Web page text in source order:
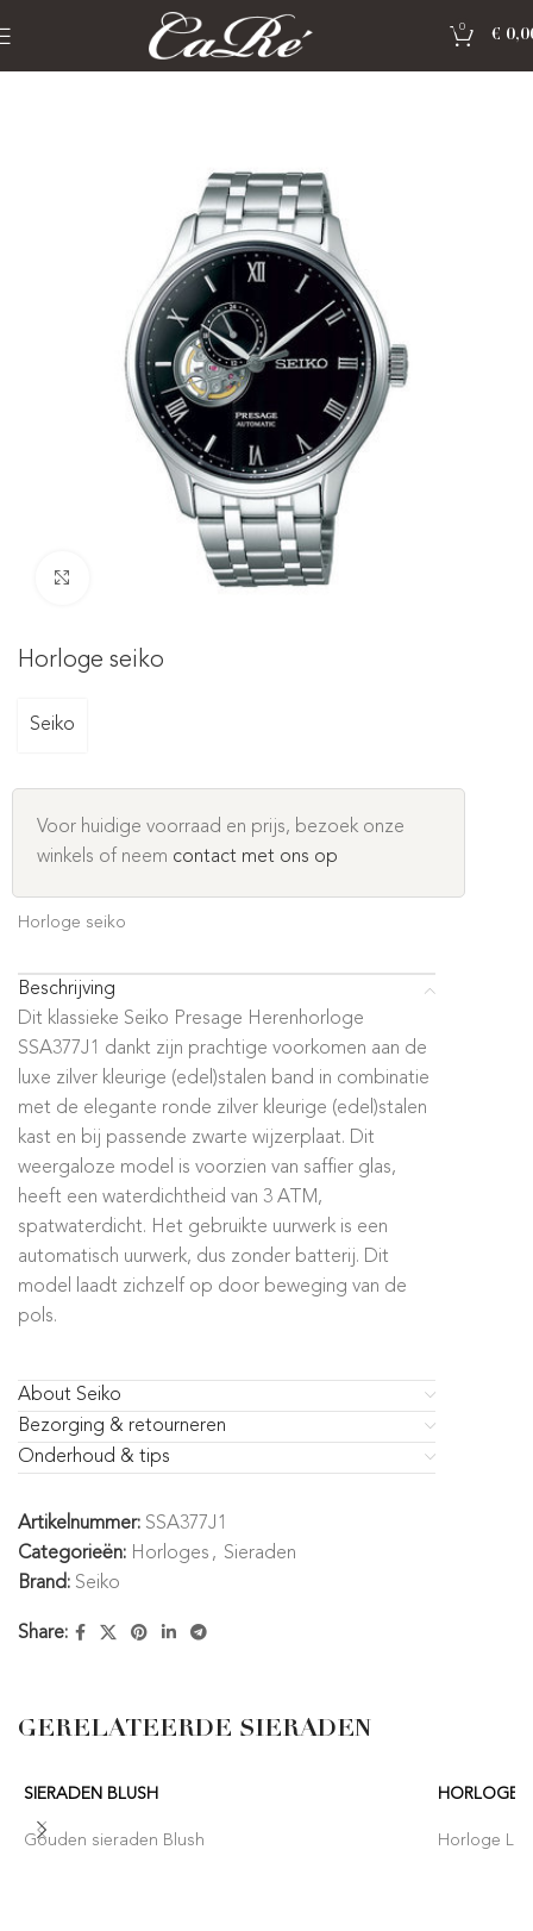
0
€
Horloge seiko
Horloge seiko
Seiko
Voor huidige voorraad en prijs, bezoek onze
winkels of neem contact met ons op
Horloge seiko
Beschrijving
Dit klassieke Seiko Presage Herenhorloge
SSA377J1 dankt zijn prachtige voorkomen aan de
luxe zilver kleurige (edel)stalen band in combinatie
met de elegante ronde zilver kleurige (edel)stalen
kast en bij passende zwarte wijzerplaat. Dit
weergaloze model is voorzien van saffier glas,
heeft een waterdichtheid van 3 ATM,
spatwaterdicht. Het gebruikte uurwerk is een
automatisch uurwerk, dus zonder batterij. Dit
model laadt zichzelf op door beweging van de
pols.
About Seiko
Bezorging & retourneren
Onderhoud & tips
Artikelnummer: SSA377J1
Categorieën: Horloges , Sieraden
Brand: Seiko
Share:
GERELATEERDE SIERADEN
SIERADEN BLUSH
Gouden sieraden Blush
HORLOGE
Horloge